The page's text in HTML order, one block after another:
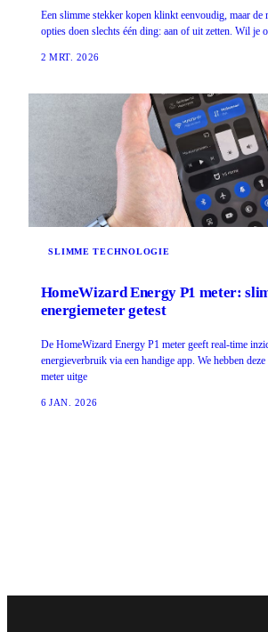
Een slimme stekker kopen klinkt eenvoudig, maar de
opties doen slechts één ding: aan of uit zetten. Wil je
2 MRT. 2026
SLIMME TECHNOLOGIE
HomeWizard Energy P1 meter:
energiemeter getest
De HomeWizard Energy P1 meter geeft real-time
energieverbruik via een handige app. We hebben
meter uitge
6 JAN. 2026